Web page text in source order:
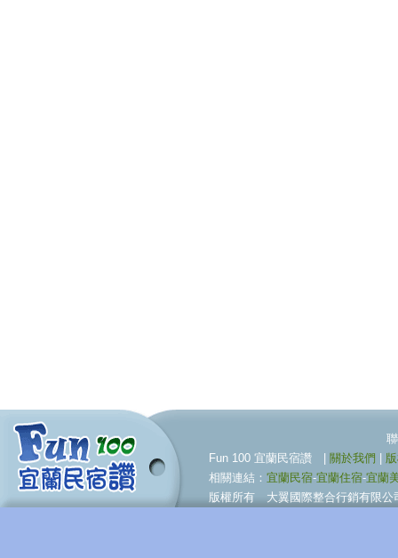
聯合行銷服務伙
Fun 100 宜蘭民宿讚 | 關於我們
相關連結： 宜蘭民宿-宜蘭住宿-宜蘭
版權所有 大翼國際整合行銷有限公